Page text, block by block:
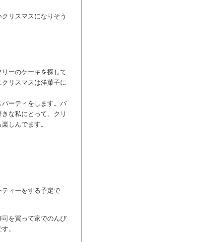
リスマスになりそう
ーのケーキを探して
リスマスは洋菓子に
ーティをします。パ
な私にとって、クリ
しんでます。
ィーをする予定で
を買って家でのんび
。